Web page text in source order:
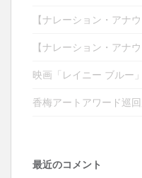
【ナレーション・アナ
【ナレーション・アナ
映画「レイニー ブルー
香梅アートアワード巡
最近のコメント